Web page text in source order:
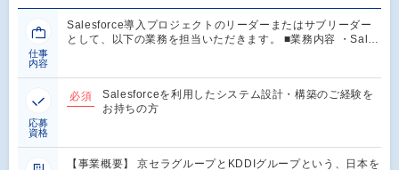
仕事
内容
Salesforce導入プロジェクトのリーダーまたはサブリーダー
として、以下の業務を担当いただきます。 ■業務内容 ・Sal…
応募
資格
必須
Salesforceを利用したシステム設計・構築のご経験を
お持ちの方
【事業概要】 京セラグループとKDDIグループという、日本を